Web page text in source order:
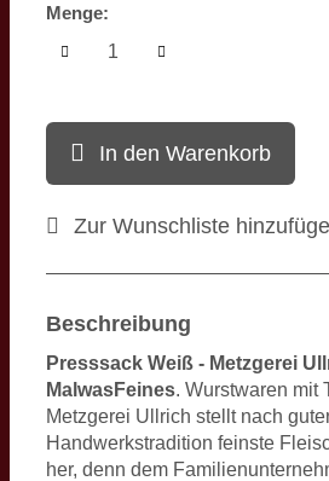
Menge:
In den Warenkorb
Zur Wunschliste
Beschreibung
Presssack Weiß - Metzgerei
MalwasFeines. Wurstwaren mit
Metzgerei Ullrich stellt nach
Handwerkstradition feinste
her, denn dem